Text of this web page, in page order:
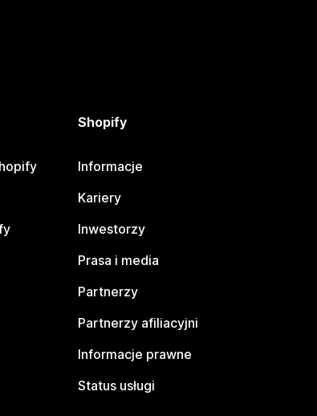
Shopify
Informacje
Kariery
Inwestorzy
Prasa i media
Partnerzy
Partnerzy afiliacyjni
Informacje prawne
Status usługi